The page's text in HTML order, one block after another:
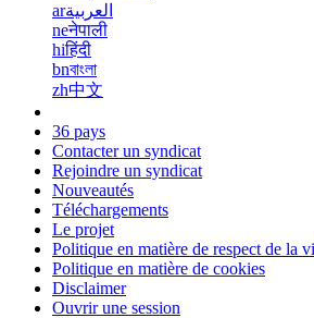
arالعربية
neनेपाली
hiहिंदी
bnবাংলা
zh中文
36 pays
Contacter un syndicat
Rejoindre un syndicat
Nouveautés
Téléchargements
Le projet
Politique en matière de respect de la
Politique en matière de cookies
Disclaimer
Ouvrir une session